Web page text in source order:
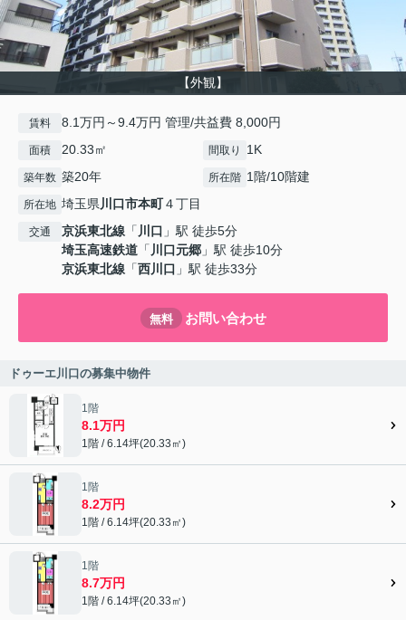
【外観】
賃料 8.1万円～9.4万円 管理/共益費 8,000円
面積 20.33㎡ 間取り 1K
築年数 築20年 所在階 1階/10階建
所在地 埼玉県川口市本町４丁目
交通 京浜東北線 「 川口 」駅 徒歩5分
埼玉高速鉄道 「 川口元郷 」駅 徒歩10分
京浜東北線 「西川口 」駅 徒歩33分
無料 お問い合わせ
ドゥーエ川口の募集中物件
1階
8.1万円
1階 / 6.14坪(20.33㎡)
1階
8.2万円
1階 / 6.14坪(20.33㎡)
1階
8.7万円
1階 / 6.14坪(20.33㎡)